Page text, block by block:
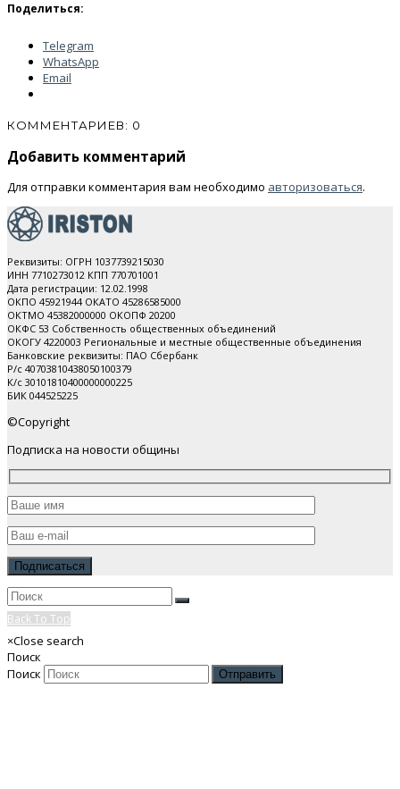
Поделиться:
Telegram
WhatsApp
Email
КОММЕНТАРИЕВ: 0
Добавить комментарий
Для отправки комментария вам необходимо авторизоваться.
Реквизиты: ОГРН 1037739215030
ИНН 7710273012 КПП 770701001
Дата регистрации: 12.02.1998
ОКПО 45921944 ОКАТО 45286585000
ОКТМО 45382000000 ОКОПФ 20200
ОКФС 53 Собственность общественных объединений
ОКОГУ 4220003 Региональные и местные общественные объединения
Банковские реквизиты: ПАО Cбербанк
Р/с 40703810438050100379
К/с 30101810400000000225
БИК 044525225
©Copyright
Подписка на новости общины
Back To Top
×Close search
Поиск
Поиск
Отправить